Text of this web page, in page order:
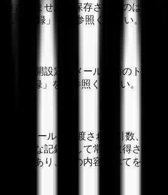
されません。保存されるのは個人
なう記録」をご参照ください。
、公開設定、メール文面のトー
う記録」をご参照ください。
たツール名、渡された引数、お
必要な記録として常に取得され
合があり、その内容すべてをマス